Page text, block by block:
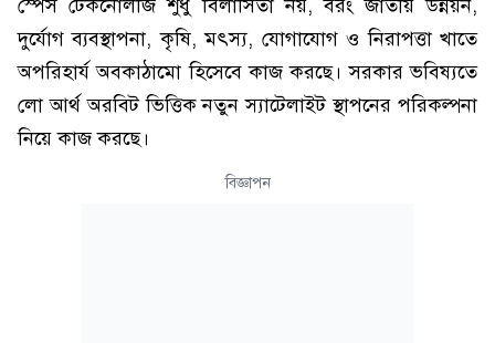
স্পেস টেকনোলজি শুধু বিলাসিতা নয়, বরং জাতীয় উন্নয়ন,
দুর্যোগ ব্যবস্থাপনা, কৃষি, মৎস্য, যোগাযোগ ও নিরাপত্তা খাতে
অপরিহার্য অবকাঠামো হিসেবে কাজ করছে। সরকার ভবিষ্যতে
লো আর্থ অরবিট ভিত্তিক নতুন স্যাটেলাইট স্থাপনের পরিকল্পনা
নিয়ে কাজ করছে।
বিজ্ঞাপন